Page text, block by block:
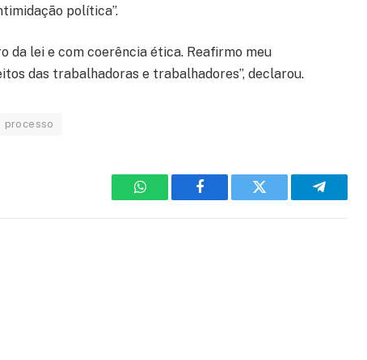
política”.
da lei e com coerência ética. Reafirmo meu
das trabalhadoras e trabalhadores”, declarou.
processo
WhatsAppFacebook Twitter Telegram